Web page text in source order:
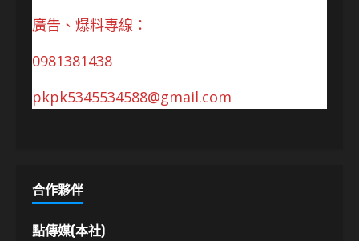
廣告、爆料專線：
0981381438
pkpk5345534588@gmail.com
合作夥伴
點傳媒(本社)